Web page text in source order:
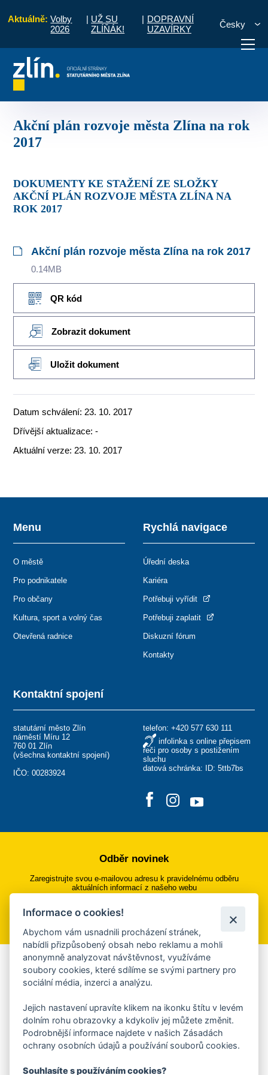
Aktuálně: Volby
2026
| UŽ SU
ZLÍŇÁK!
| DOPRAVNÍ
UZAVÍRKY
Česky
vyřídit Potřebuji zaplatit Diskuzní
Akční plán rozvoje města Zlína na rok
2017
DOKUMENTY KE STAŽENÍ ZE SLOŽKY
AKČNÍ PLÁN ROZVOJE MĚSTA ZLÍNA NA
ROK 2017
Akční plán rozvoje města Zlína na rok 2017
0.14MB
QR kód
Zobrazit dokument
Uložit dokument
Datum schválení: 23. 10. 2017
Dřívější aktualizace: -
Aktuální verze: 23. 10. 2017
Kontaktní spojení
statutární město Zlín
náměstí Míru 12
760 01 Zlín
(všechna kontaktní spojení)
IČO: 00283924
telefon: +420 577 630 111
infolinka s online přepisem
řeči pro osoby s postižením
sluchu
datová schránka: ID: 5ttb7bs
Menu
O městě
Pro podnikatele
Pro občany
Kultura, sport a volný čas
Otevřená radnice
Rychlá navigace
Úřední deska
Kariéra
Potřebuji vyřídit
Potřebuji zaplatit
Diskuzní fórum
Kontakty
Odběr novinek
Zaregistrujte svou e-mailovou adresu k pravidelnému odběru
aktuálních informací z našeho webu
Přihlásit se k odběru
Aplikace Mobilní rozhlas
Chcete dostávat do svého mobilu či mailu upozornění na
ankety, pozvánky na kulturní a sportovní akce?
Více informací o aplikaci
Informace o cookies!
Abychom vám usnadnili procházení stránek,
nabídli přizpůsobený obsah nebo reklamu a mohli
anonymně analyzovat návštěvnost, využíváme
soubory cookies, které sdílíme se svými partnery pro
sociální média, inzerci a analýzu.
Jejich nastavení upravíte klikem na ikonku štítu v levém
dolním rohu obrazovky a kdykoliv jej můžete změnit.
Podrobnější informace najdete v našich Zásadách
ochrany osobních údajů a používání souborů cookies.
Souhlasíte s používáním cookies?